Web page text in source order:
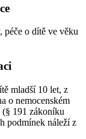
péče o dítě ve věku
mladší 10 let, z
o nemocenském
191 zákoníku
podmínek náleží z